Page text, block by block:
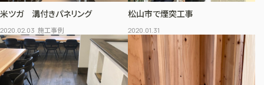
米ツガ 溝付きパネリング
2020.02.03 施工事例
松山市で煙突工事
2020.01.31